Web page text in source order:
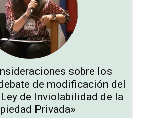
sobre los
de modificación del
de Inviolabilidad de la
Privada»